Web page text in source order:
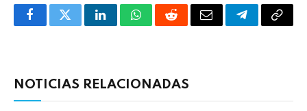
FacebookTwitterLinkedInWhatsAppRedditCorreoTelegrama
NOTICIAS RELACIONADAS